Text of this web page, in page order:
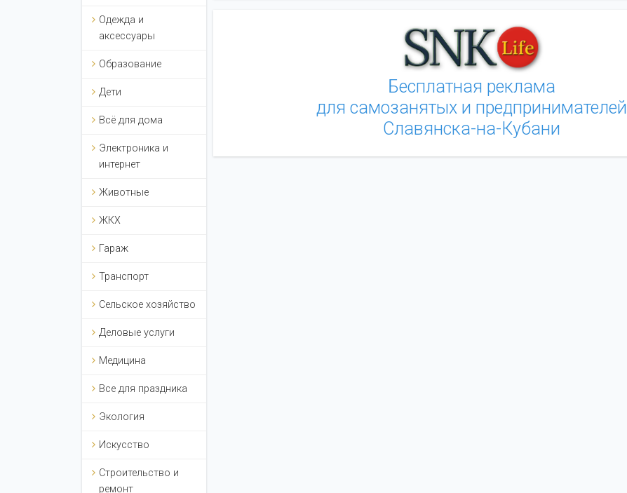
Одежда и
аксессуары
Образование
Дети
Всё для дома
Электроника и
интернет
Животные
ЖКХ
Гараж
Транспорт
Сельское хозяйство
Деловые услуги
Медицина
Все для праздника
Экология
Искусство
Строительство и
ремонт
Бесплатная реклама
для самозанятых и предпринимателей
Славянска-на-Кубани